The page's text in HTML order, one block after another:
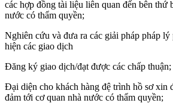
các hợp đồng tài liệu liên quan đến bên thứ
nước có thẩm quyền;
Nghiên cứu và đưa ra các giải pháp pháp
hiện các giao dịch
Đăng ký giao dịch/đạt được các chấp thuận;
Đại diện cho khách hàng đệ trình hồ sơ xin
đảm tới cơ quan nhà nước có thẩm quyền;